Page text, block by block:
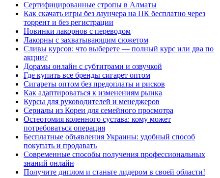
Сертифицированные стропы в Алматы
Как скачать игры без лаунчера на ПК бесплатно через
торрент и без регистрации
Новинки лакорнов с переводом
Лакорны с захватывающим сюжетом
Сливы курсов: что выберете — полный курс или два по
акции?
Дорамы онлайн с субтитрами и озвучкой
Где купить все бренды сигарет оптом
Сигареты оптом без предоплаты и рисков
Как адаптироваться к изменениям рынка
Курсы для руководителей и менеджеров
Сериалы из Кореи для семейного просмотра
Остеотомия коленного сустава: кому может
потребоваться операция
Бесплатные объявления Украины: удобный способ
покупать и продавать
Современные способы получения профессиональных
знаний онлайн
Получите диплом и станьте лидером в своей области!